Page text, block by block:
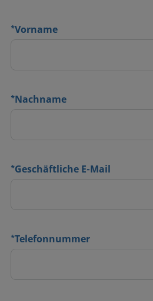
*Vorname
*Nachname
*Geschäftliche E-Mail
*Telefonnummer